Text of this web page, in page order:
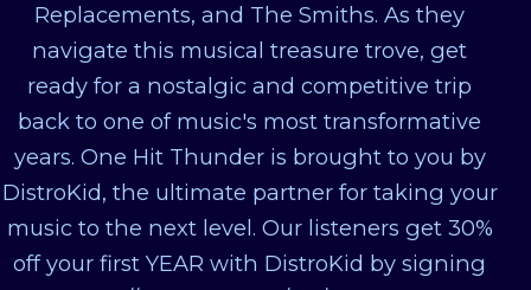
Replacements, and The Smiths. As they
navigate this musical treasure trove, get
ready for a nostalgic and competitive trip
back to one of music's most transformative
years. One Hit Thunder is brought to you by
DistroKid, the ultimate partner for taking your
music to the next level. Our listeners get 30%
off your first YEAR with DistroKid by signing